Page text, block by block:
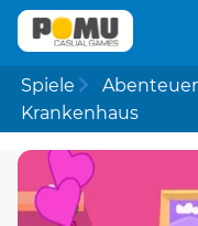
Spiele Abenteuer
Krankenhaus